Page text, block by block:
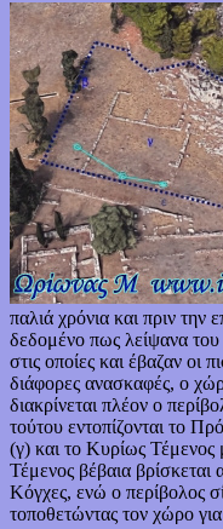
παλιά χρόνια και πριν την
δεδομένο πως λείψανα
στις οποίες και έβαζαν οι
διάφορες ανασκαφές, ο
διακρίνεται πλέον ο
τούτου εντοπίζονται το
(γ) και το Κυρίως
Τέμενος βέβαια
Κόγχες, ενώ ο περίβολος
τοποθετώντας τον χώρο